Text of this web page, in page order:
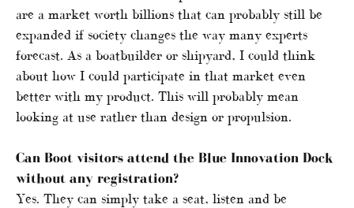
are a market worth billions that can probably still be
expanded if society changes the way many experts
forecast. As a boatbuilder or shipyard, I could think
about how I could participate in that market even
better with my product. This will probably mean
looking at use rather than design or propulsion.
Can Boot visitors attend the Blue Innovation Dock
without any registration?
Yes. They can simply take a seat, listen and be